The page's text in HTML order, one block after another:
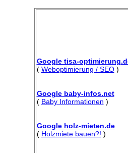
Google tisa-
( Weboptimierung / SEO)
Google baby-infos.net
( Baby Informationen )
Google holz-mieten.de
( Holzmiete bauen?! )